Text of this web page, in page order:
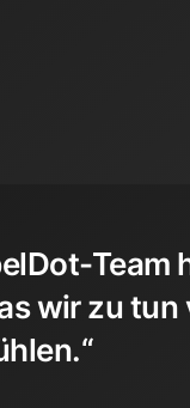
Team
wir zu tun